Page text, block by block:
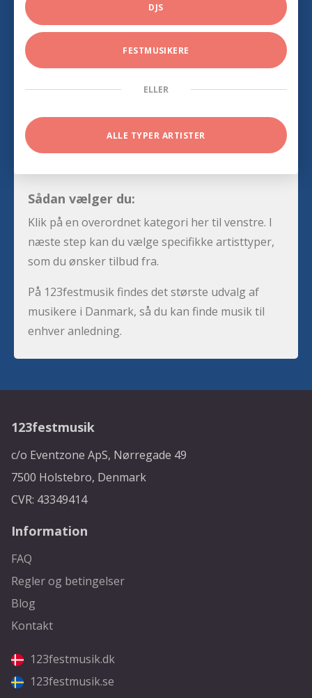
DJS
FESTMUSIKERE
ELLER
ALLE TYPER ARTISTER
Sådan vælger du:
Klik på en overordnet kategori her til venstre. I
næste step kan du vælge specifikke artisttyper,
som du ønsker tilbud fra.
På 123festmusik findes det største udvalg af
musikere i Danmark, så du kan finde musik til
enhver anledning.
123festmusik
c/o Eventzone ApS, Nørregade 49
7500 Holstebro, Denmark
CVR: 43349414
Information
FAQ
Regler og betingelser
Blog
Kontakt
123festmusik.dk
123festmusik.se